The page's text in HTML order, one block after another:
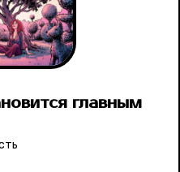
главным